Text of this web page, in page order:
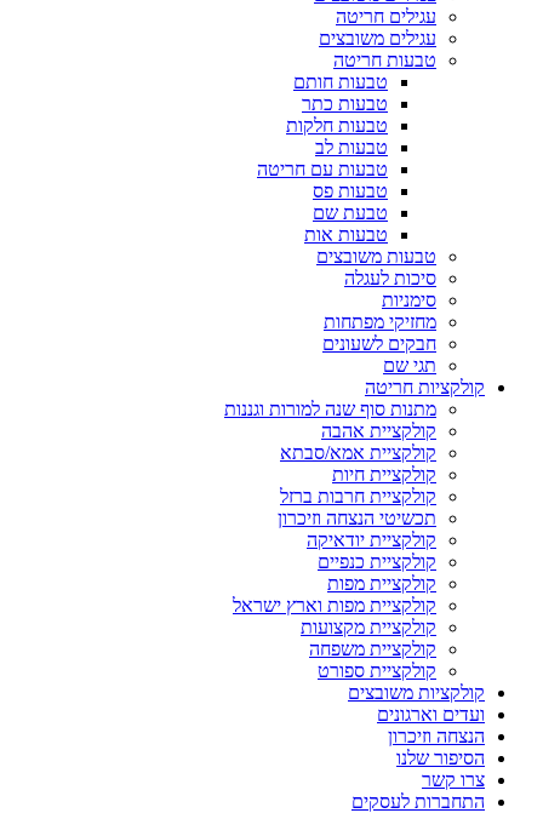
עגילים חריטה
עגילים משובצים
טבעות חריטה
טבעות חותם
טבעות כתר
טבעות חלקות
טבעות לב
טבעות עם חריטה
טבעות פס
טבעת שם
טבעות אות
טבעות משובצים
סיכות לעגלה
סימניות
מחזיקי מפתחות
חבקים לשעונים
תגי שם
קולקציות חריטה
מתנות סוף שנה למורות וגננות
קולקציית אהבה
קולקציית אמא/סבתא
קולקציית חיות
קולקציית חרבות ברזל
תכשיטי הנצחה וזיכרון
קולקציית יודאיקה
קולקציית כנפיים
קולקציית מפות
קולקציית מפות וארץ ישראל
קולקציית מקצועות
קולקציית משפחה
קולקציית ספורט
קולקציות משובצים
ועדים וארגונים
הנצחה וזיכרון
הסיפור שלנו
צרו קשר
התחברות לעסקים